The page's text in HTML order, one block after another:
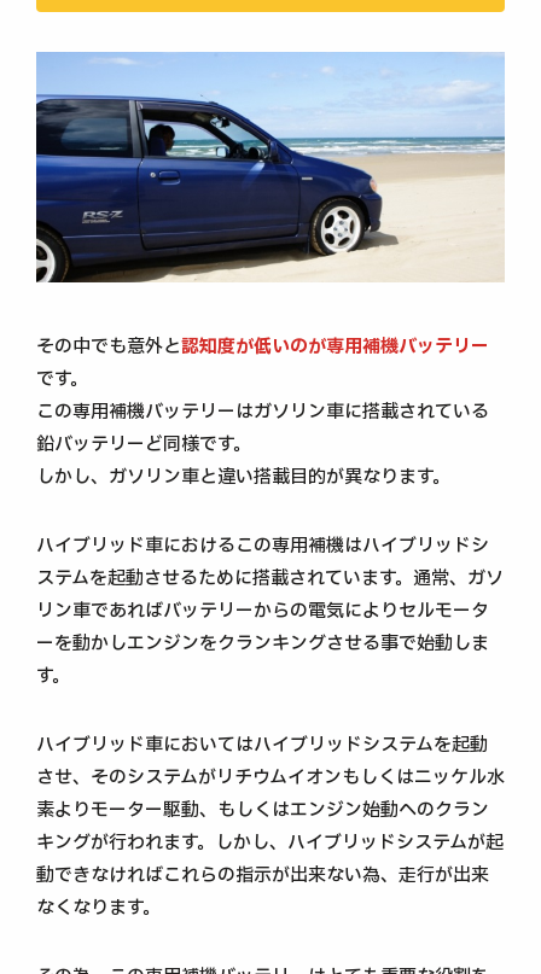
その中でも意外と認知度が低いのが専用補機バッテリー
です。
この専用補機バッテリーはガソリン車に搭載されている
鉛バッテリーど同様です。
しかし、ガソリン車と違い搭載目的が異なります。
ハイブリッド車におけるこの専用補機はハイブリッドシ
ステムを起動させるために搭載されています。通常、ガソ
リン車であればバッテリーからの電気によりセルモータ
ーを動かしエンジンをクランキングさせる事で始動しま
す。
ハイブリッド車においてはハイブリッドシステムを起動
させ、そのシステムがリチウムイオンもしくはニッケル水
素よりモーター駆動、もしくはエンジン始動へのクラン
キングが行われます。しかし、ハイブリッドシステムが起
動できなければこれらの指示が出来ない為、走行が出来
なくなります。